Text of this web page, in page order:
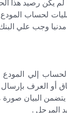
يكن رصيد هذا
لحساب
وجب علي البنك
الحساب إلي
أو العرف
البيان صورة
المرحل .